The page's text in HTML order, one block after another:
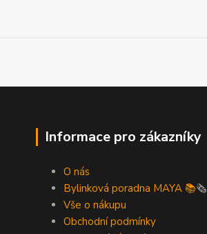
Informace pro zákazníky
O nás
Bylinková poradna MAYA 📚🗞️
Vše o nákupu
Obchodní podmínky